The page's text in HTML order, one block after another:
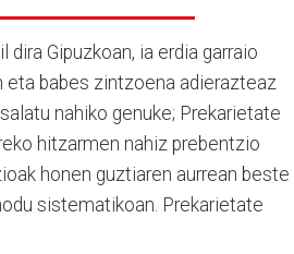
dira Gipuzkoan, ia erdia garraio
eta babes zintzoena adierazteaz
nahiko genuke; Prekarietate
hitzarmen nahiz prebentzio
honen guztiaren aurrean beste
sistematikoan. Prekarietate